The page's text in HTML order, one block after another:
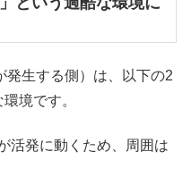
生する側）は、以下の2
境です。
活発に動くため、周囲は